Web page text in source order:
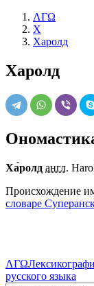
ΛΓΩ
Х
Харолд
Харолд
Ха́ролд англ.
Происхождение
словаре
ΛΓΩ
русского языка